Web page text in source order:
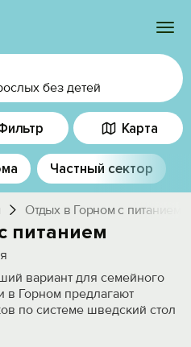
без детей
Карта
Частный сектор
Отдых в Горном с питанием
питанием
вариант для семейного
в Горном предлагают
по системе шведский стол